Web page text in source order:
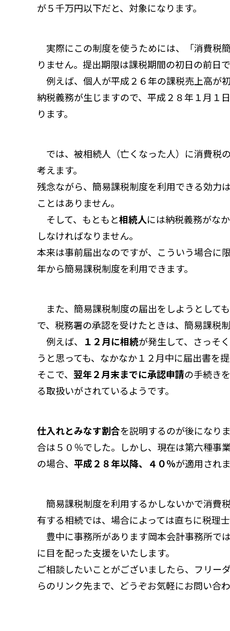
が５千万円以下だと、対象になります。
実際にこの制度を使うためには、「消費税
りません。提出期限は課税期間の初日の前日
例えば、個人が平成２６年の課税売上高が
納税義務が生じますので、平成２８年１月１
ります。
では、被相続人（亡くなった人）に消費税
考えます。
残念ながら、簡易課税制度を利用できる効力
ことはありません。
そして、もともと相続人には納税義務がな
しなければなりません。
本来は事前届出なのですが、こういう場合に
年から簡易課税制度を利用できます。
また、簡易課税制度の届出をしようとして
で、税務署の承認を受けたときは、簡易課税
例えば、
１２月に相続が発生して、さっそ
うと思っても、なかなか１２月中に届出書を
そこで、 翌年２月末までに承認申請の手続き
る取扱いがされているようです。
仕入れとみなす割合を説明するのが後になり
合は５０％でした。しかし、現在は第六種事
の場合、 平成２８年以降、４０％が適用され
簡易課税制度を利用するかしないかで消費
有する相続では、場合によっては直ちに税理
豊中に事務所があります岡本会計事務所で
に目を配った支援をいたします。
ご相談したいことがございましたら、フリー
らのリンク先まで、どうぞお気軽にお問い合